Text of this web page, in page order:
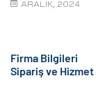
ARALIK, 2024
Firma Bilgileri
Sipariş ve Hizmet